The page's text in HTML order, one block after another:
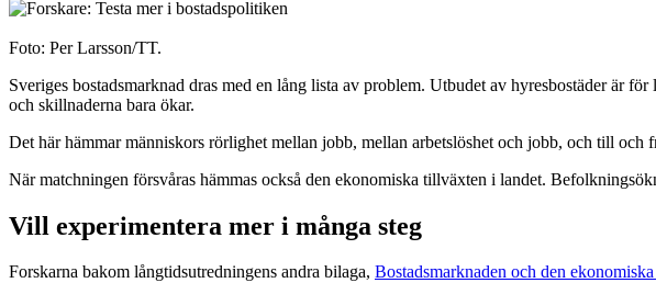
Foto: Per Larsson/TT.
Sveriges bostadsmarknad dras med en lång lista av problem. Utbudet av hyresbostäder är
och skillnaderna bara ökar.
Det här hämmar människors rörlighet mellan jobb, mellan arbetslöshet och jobb, och till och
När matchningen försvåras hämmas också den ekonomiska tillväxten i landet.
Vill experimentera mer i många steg
Forskarna bakom långtidsutredningens andra bilaga, Bostadsmarknaden och den